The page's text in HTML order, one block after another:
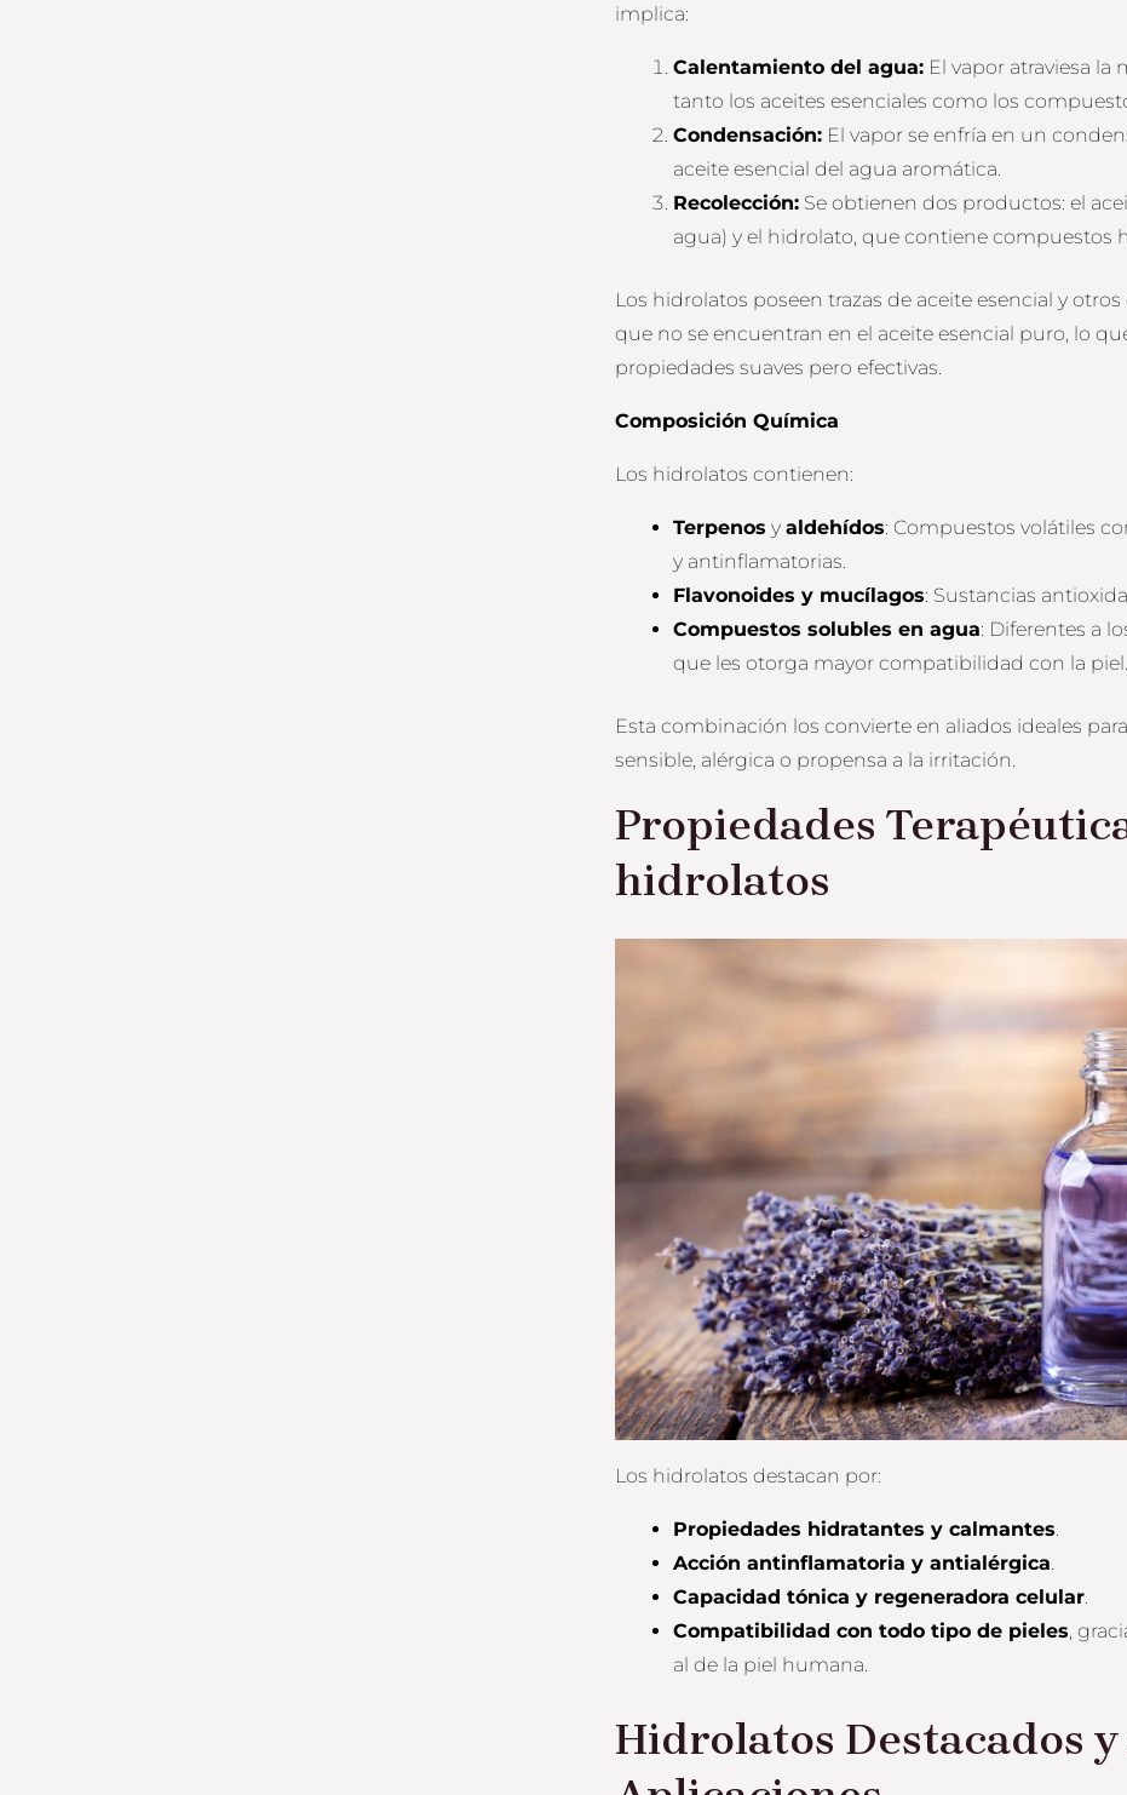
implica:
Calentamiento del agua:El vapor atraviesa la
tanto los aceites esenciales como los
Condensación:El vapor se enfría en un
aceite esencial del agua aromática.
Recolección:Se obtienen dos productos: el
agua) y el hidrolato, que contiene compuestos
Los hidrolatos poseen trazas de aceite esencial y
que no se encuentran en el aceite esencial puro, lo
propiedades suaves pero efectivas.
Composición Química
Los hidrolatos contienen:
Terpenos y aldehídos: Compuestos volátiles
y antinflamatorias.
Flavonoides y mucílagos: Sustancias
Compuestos solubles en agua: Diferentes a
que les otorga mayor compatibilidad con la piel.
Esta combinación los convierte en aliados ideales
sensible, alérgica o propensa a la irritación.
Propiedades
hidrolatos
Los hidrolatos destacan por:
Propiedades hidratantes y calmantes
Acción antinflamatoria y antialérgica
Capacidad tónica y regeneradora celular.
Compatibilidad con todo tipo de pieles ,
al de la piel humana.
Hidrolatos Destacados y